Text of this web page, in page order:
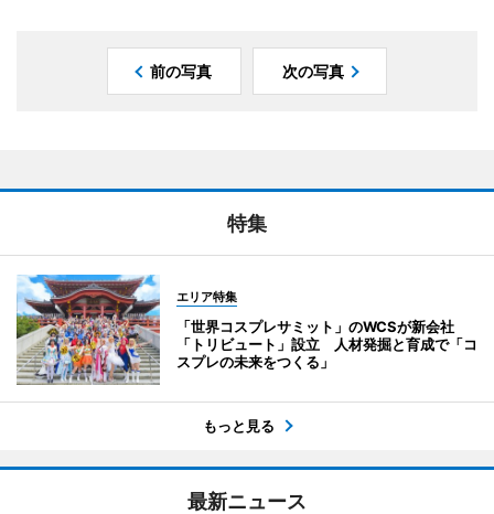
前の写真 次の写真
特集
エリア特集
「世界コスプレサミット」のWCSが新会社
「トリビュート」設立 人材発掘と育成で「コ
スプレの未来をつくる」
もっと見る
最新ニュース